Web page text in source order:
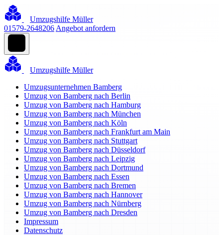
Umzugshilfe Müller
01579-2648206 Angebot anfordern
Umzugshilfe Müller
Umzugsunternehmen Bamberg
Umzug von Bamberg nach Berlin
Umzug von Bamberg nach Hamburg
Umzug von Bamberg nach München
Umzug von Bamberg nach Köln
Umzug von Bamberg nach Frankfurt am Main
Umzug von Bamberg nach Stuttgart
Umzug von Bamberg nach Düsseldorf
Umzug von Bamberg nach Leipzig
Umzug von Bamberg nach Dortmund
Umzug von Bamberg nach Essen
Umzug von Bamberg nach Bremen
Umzug von Bamberg nach Hannover
Umzug von Bamberg nach Nürnberg
Umzug von Bamberg nach Dresden
Impressum
Datenschutz